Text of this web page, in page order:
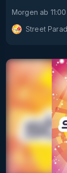
Morgen ab 11:00
Street